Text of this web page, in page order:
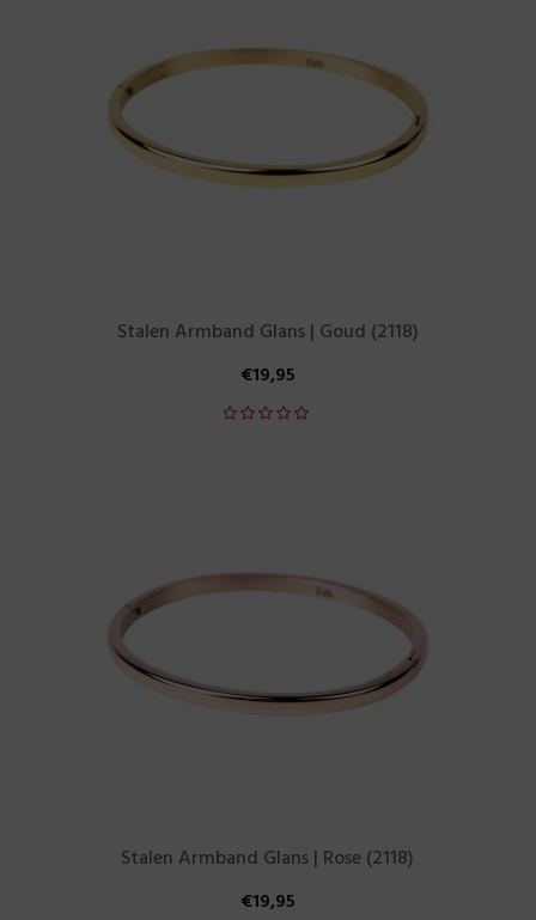
Stalen Armband Glans | Goud (2118)
€19,95
Stalen Armband Glans | Rose (2118)
€19,95